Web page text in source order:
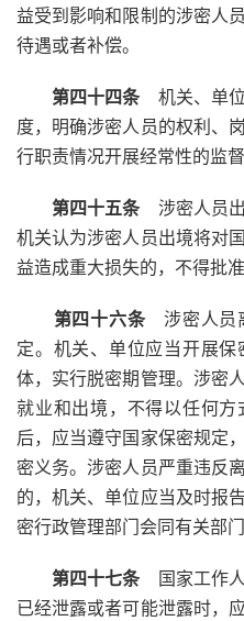
益受到影响和限制的涉密人
待遇或者补偿。
第四十四条机关、单位
度，明确涉密人员的权利、
行职责情况开展经常性的监督
第四十五条涉密人员出
机关认为涉密人员出境将对
益造成重大损失的，不得批准
第四十六条涉密人员
定。机关、单位应当开展
体，实行脱密期管理。涉密
就业和出境，不得以任何
后，应当遵守国家保密规定
密义务。涉密人员严重违反
的，机关、单位应当及时报
密行政管理部门会同有关部
第四十七条国家工作人
已经泄露或者可能泄露时，